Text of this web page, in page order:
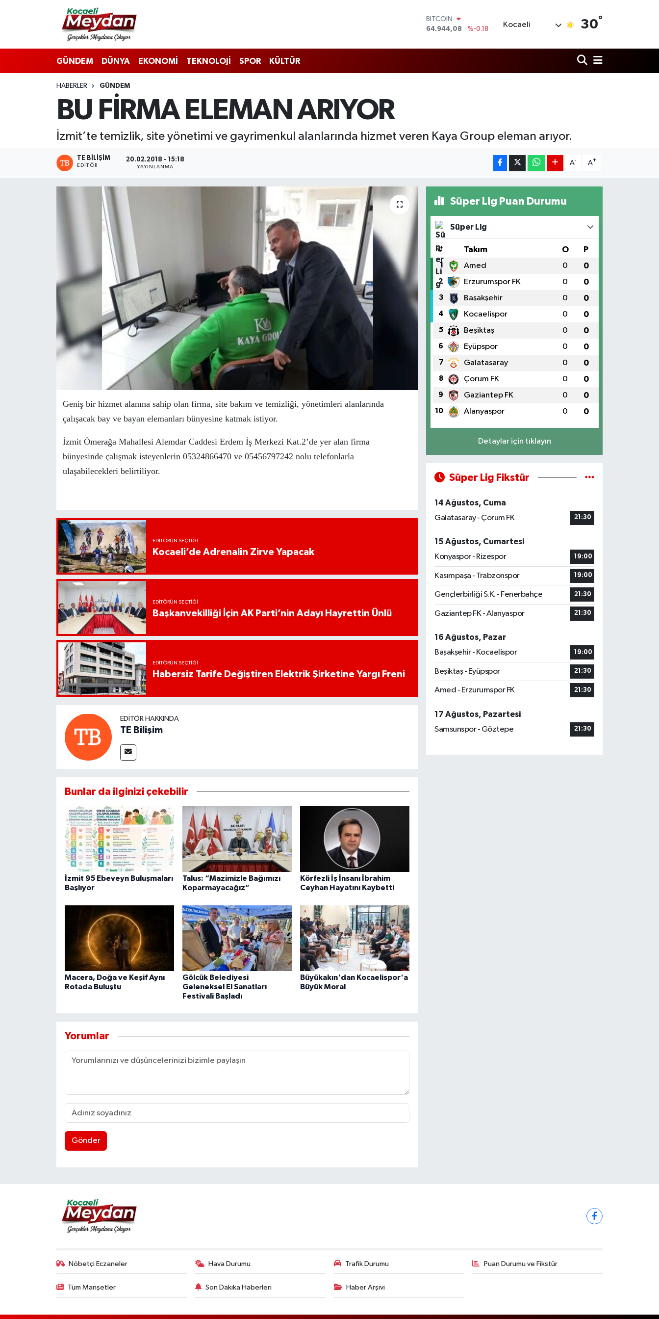
BITCOIN
64.944,08
%-0.18
47,7436
%0.18
Kocaeli 30°
GÜNDEM DÜNYA EKONOMİ TEKNOLOJİ SPOR KÜLTÜR
HABERLER GÜNDEM
BU FİRMA ELEMAN ARIYOR
İzmit’te temizlik, site yönetimi ve gayrimenkul alanlarında hizmet veren Kaya Group eleman arıyor.
TE BILIŞIM
EDITÖR
20.02.2018 - 15:18
YAYINLANMA
A- A+
Geniş bir hizmet alanına sahip olan firma, site bakım ve temizliği, yönetimleri alanlarında
çalışacak bay ve bayan elemanları bünyesine katmak istiyor.
İzmit Ömerağa Mahallesi Alemdar Caddesi Erdem İş Merkezi Kat.2’de yer alan firma
bünyesinde çalışmak isteyenlerin 05324866470 ve 05456797242 nolu telefonlarla
ulaşabilecekleri belirtiliyor.
EDITÖRÜN SEÇTIĞI
Kocaeli’de Adrenalin Zirve Yapacak
EDITÖRÜN SEÇTIĞI
Başkanvekilliği İçin AK Parti’nin Adayı Hayrettin Ünlü
EDITÖRÜN SEÇTIĞI
Habersiz Tarife Değiştiren Elektrik Şirketine Yargı Freni
EDITÖR HAKKINDA
TE Bilişim
Bunlar da ilginizi çekebilir
İzmit 95 Ebeveyn Buluşmaları
Başlıyor
Talus: “Mazimizle Bağımızı
Koparmayacağız”
Körfezli İş İnsanı İbrahim
Ceyhan Hayatını Kaybetti
Macera, Doğa ve Keşif Aynı
Rotada Buluştu
Gölcük Belediyesi
Geleneksel El Sanatları
Festivali Başladı
Büyükakın'dan Kocaelispor'a
Büyük Moral
Yorumlar
Gönder
Süper Lig Puan Durumu
Süper Lig
# Takım O P
1 Amed 0 0
2 Erzurumspor FK 0 0
3 Başakşehir 0 0
4 Kocaelispor 0 0
5 Beşiktaş 0 0
6 Eyüpspor 0 0
7 Galatasaray 0 0
8 Çorum FK 0 0
9 Gaziantep FK 0 0
10 Alanyaspor 0 0
Detaylar için tıklayın
Süper Lig Fikstür
14 Ağustos, Cuma
Galatasaray - Çorum FK
21:30
15 Ağustos, Cumartesi
Konyaspor - Rizespor
19:00
Kasımpaşa - Trabzonspor 19:00
Gençlerbirliği S.K. - Fenerbahçe 21:30
Gaziantep FK - Alanyaspor 21:30
16 Ağustos, Pazar
Başakşehir - Kocaelispor
19:00
Beşiktaş - Eyüpspor 21:30
Amed - Erzurumspor FK 21:30
17 Ağustos, Pazartesi
Samsunspor - Göztepe
21:30
Nöbetçi Eczaneler Hava Durumu Trafik Durumu Puan Durumu ve Fikstür
Tüm Manşetler Son Dakika Haberleri Haber Arşivi
Nöbetçi Eczaneler
Hava Durumu
Trafik Durumu
Süper Lig Puan Durumu ve Fikstür
Tüm Manşetler
Son Dakika Haberleri
Haber Arşivi